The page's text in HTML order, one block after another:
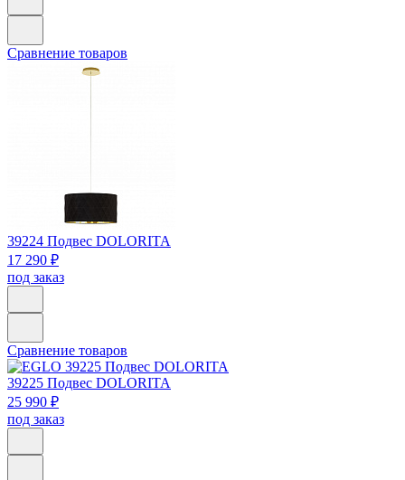
Сравнение товаров
39224 Подвес DOLORITA
17 290 ₽
под заказ
Сравнение товаров
39225 Подвес DOLORITA
25 990 ₽
под заказ